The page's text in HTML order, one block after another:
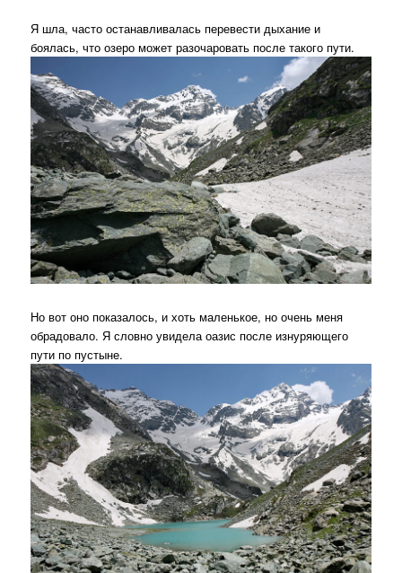
Я шла, часто останавливалась перевести дыхание и
боялась, что озеро может разочаровать после такого пути.
Но вот оно показалось, и хоть маленькое, но очень меня
обрадовало. Я словно увидела оазис после изнуряющего
пути по пустыне.